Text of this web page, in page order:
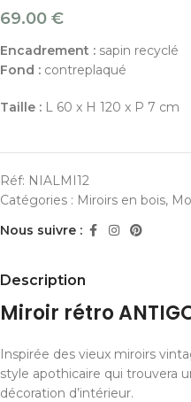
69.00 €
Encadrement : sapin recyclé
Fond : contreplaqué
Taille : L 60 x H 120 x P 7 cm
Réf: NIALMI12
Catégories : Miroirs en bois,
Nous suivre :
Description
Miroir rétro
Inspirée des vieux miroirs
style apothicaire qui trouvera
décoration d’intérieur.